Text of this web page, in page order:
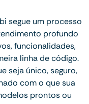
segue um processo
profundo
funcionalidades,
linha de código.
seja único, seguro,
com o que sua
prontos ou